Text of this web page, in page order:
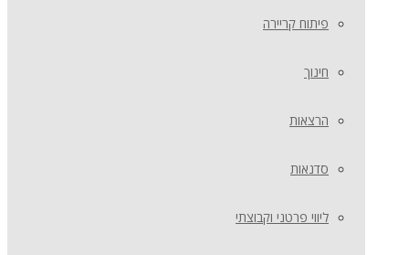
פיתוח קריירה
חינוך
הרצאות
סדנאות
ליווי פרטני וקבוצתי